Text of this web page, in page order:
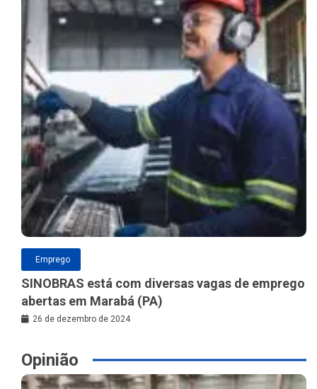
Emprego
SINOBRAS está com diversas vagas de emprego
abertas em Marabá (PA)
26 de dezembro de 2024
Opinião